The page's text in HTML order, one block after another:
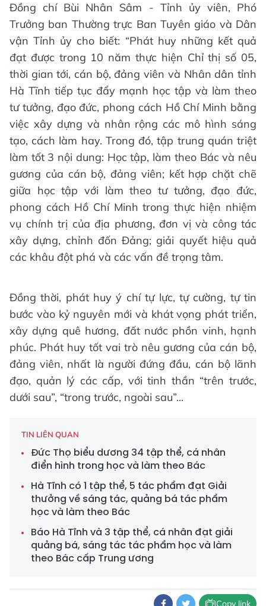
Đồng chí Bùi Nhân Sâm - Tỉnh ủy viên, Phó
Trưởng ban Thường trực Ban Tuyên giáo và Dân
vận Tỉnh ủy cho biết: “Phát huy những kết quả
đạt được trong 10 năm thực hiện Chỉ thị số 05,
thời gian tới, cán bộ, đảng viên và Nhân dân tỉnh
Hà Tĩnh tiếp tục đẩy mạnh học tập và làm theo
tư tưởng, đạo đức, phong cách Hồ Chí Minh bằng
việc xây dựng và nhân rộng các mô hình sáng
tạo, cách làm hay. Trong đó, tập trung quán triệt
làm tốt 3 nội dung: Học tập, làm theo Bác và nêu
gương của cán bộ, đảng viên; kết hợp chặt chẽ
giữa học tập với làm theo tư tưởng, đạo đức,
phong cách Hồ Chí Minh trong thực hiện nhiệm
vụ chính trị của địa phương, đơn vị và công tác
xây dựng, chỉnh đốn Đảng; giải quyết hiệu quả
các khâu đột phá và các vấn đề trọng tâm.
Đồng thời, phát huy ý chí tự lực, tự cường, tự tin
bước vào kỷ nguyên mới và khát vọng phát triển,
xây dựng quê hương, đất nước phồn vinh, hạnh
phúc. Phát huy tốt vai trò nêu gương của cán bộ,
đảng viên, nhất là người đứng đầu, cán bộ lãnh
đạo, quản lý các cấp, với tinh thần “trên trước,
dưới sau”, “trong trước, ngoài sau”...
TIN LIÊN QUAN
Đức Thọ biểu dương 34 tập thể, cá nhân
điển hình trong học và làm theo Bác
Hà Tĩnh có 1 tập thể, 5 tác phẩm đạt Giải
thưởng về sáng tác, quảng bá tác phẩm
học và làm theo Bác
Báo Hà Tĩnh và 3 tập thể, cá nhân đạt giải
quảng bá, sáng tác tác phẩm học và làm
theo Bác cấp Trung ương
Copy link